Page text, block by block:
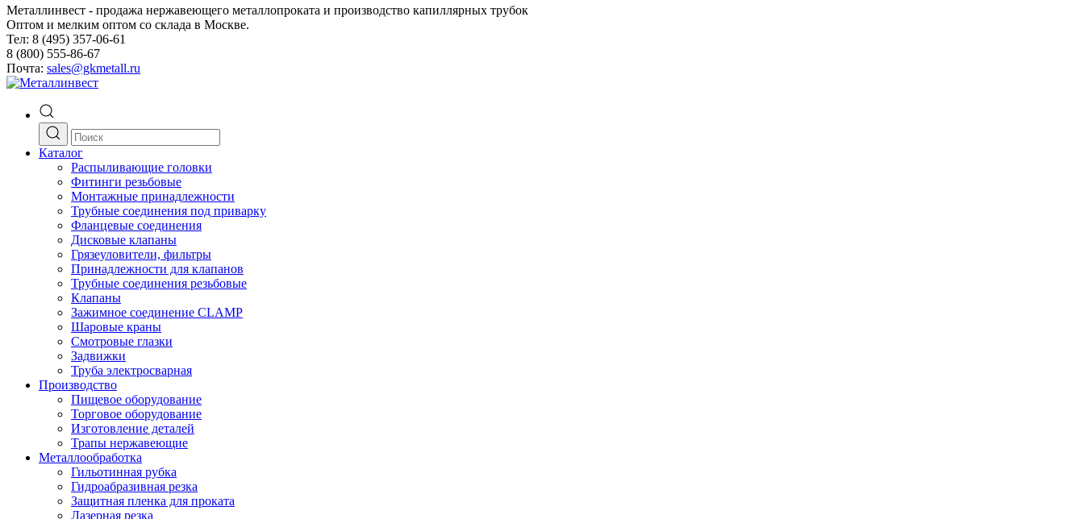
Металлинвест - продажа нержавеющего металлопроката и производство капиллярных трубок
Оптом и мелким оптом со склада в Москве.
Тел: 8 (495) 357-06-61
8 (800) 555-86-67
Почта: sales@gkmetall.ru
Каталог
Распыливающие головки
Фитинги резьбовые
Монтажные принадлежности
Трубные соединения под приварку
Фланцевые соединения
Дисковые клапаны
Грязеуловители, фильтры
Принадлежности для клапанов
Трубные соединения резьбовые
Клапаны
Зажимное соединение CLAMP
Шаровые краны
Смотровые глазки
Задвижки
Труба электросварная
Производство
Пищевое оборудование
Торговое оборудование
Изготовление деталей
Трапы нержавеющие
Металлообработка
Гильотинная рубка
Гидроабразивная резка
Защитная пленка для проката
Лазерная резка